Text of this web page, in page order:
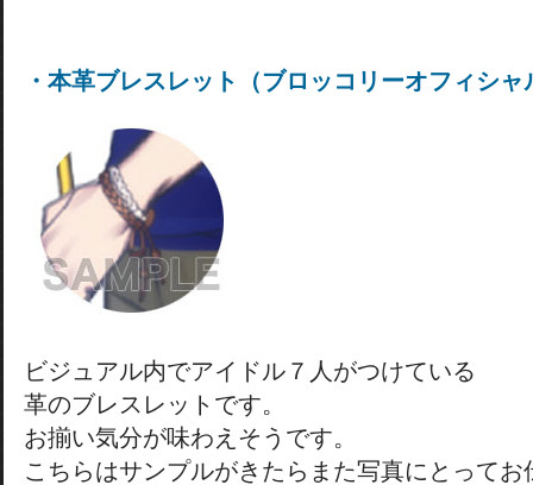
・本革ブレスレット（ブロッコリーオフィシ
ビジュアル内でアイドル７人がつけている
革のブレスレットです。
お揃い気分が味わえそうです。
こちらはサンプルがきたらまた写真にとってお